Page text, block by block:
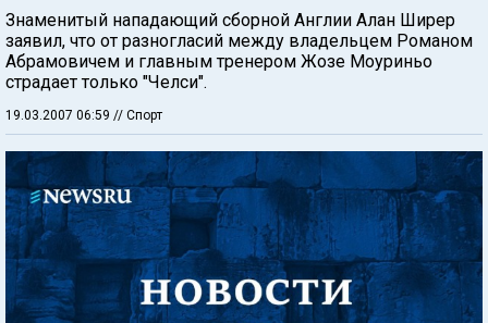
Знаменитый нападающий сборной Англии Алан Ширер
заявил, что от разногласий между владельцем Романом
Абрамовичем и главным тренером Жозе Моуриньо
страдает только "Челси".
19.03.2007 06:59 // Спорт